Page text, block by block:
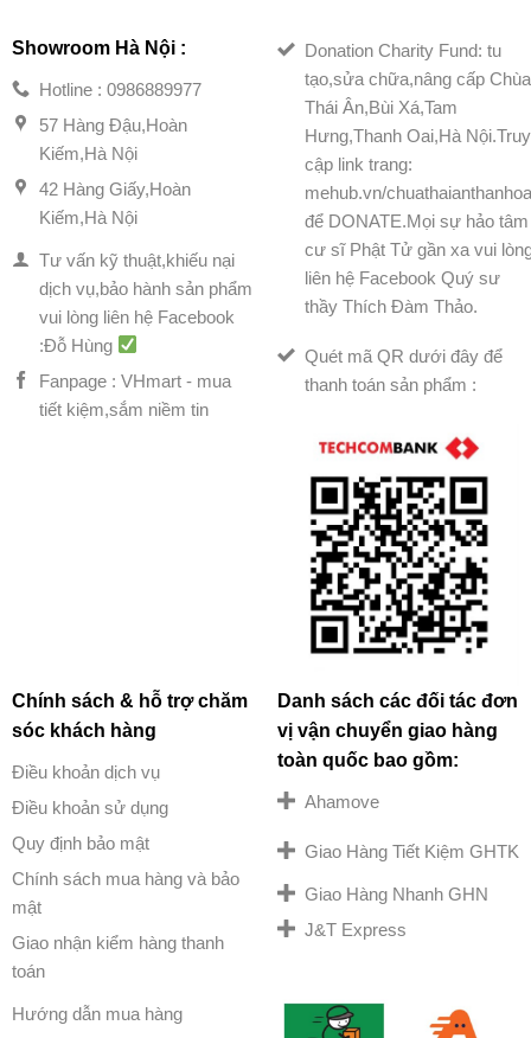
Showroom Hà Nội :
Hotline : 0986889977
57 Hàng Đậu,Hoàn
Kiếm,Hà Nội
42 Hàng Giấy,Hoàn
Kiếm,Hà Nội
Tư vấn kỹ thuật,khiếu nại
dịch vụ,bảo hành sản phẩm
vui lòng liên hệ Facebook
:Đỗ Hùng
Fanpage : VHmart - mua
tiết kiệm,sắm niềm tin
Donation Charity Fund: tu
tạo,sửa chữa,nâng cấp Chùa
Thái Ân,Bùi Xá,Tam
Hưng,Thanh Oai,Hà Nội.Truy
cập link trang:
mehub.vn/
để DONATE.Mọi sự hảo tâm
cư sĩ Phật Tử gần xa vui
liên hệ Facebook Quý sư
thầy Thích Đàm Thảo.
Quét mã QR dưới đây để
thanh toán sản phẩm :
Chính sách & hỗ trợ chăm
sóc khách hàng
Điều khoản dịch vụ
Điều khoản sử dụng
Quy định bảo mật
Chính sách mua hàng và bảo
mật
Giao nhận kiểm hàng thanh
toán
Hướng dẫn mua hàng
Danh sách các đối tác đơn
vị vận chuyển giao hàng
toàn quốc bao gồm:
Ahamove
Giao Hàng Tiết Kiệm GHTK
Giao Hàng Nhanh GHN
J&T Express